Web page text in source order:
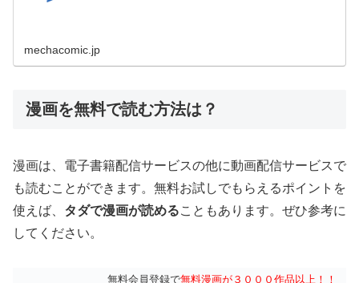
mechacomic.jp
漫画を無料で読む方法は？
漫画は、電子書籍配信サービスの他に動画配信サービスで
も読むことができます。無料お試しでもらえるポイントを
使えば、 タダで漫画が読めることもあります。ぜひ参考に
してください。
無料会員登録で無料漫画が３０００作品以上！！